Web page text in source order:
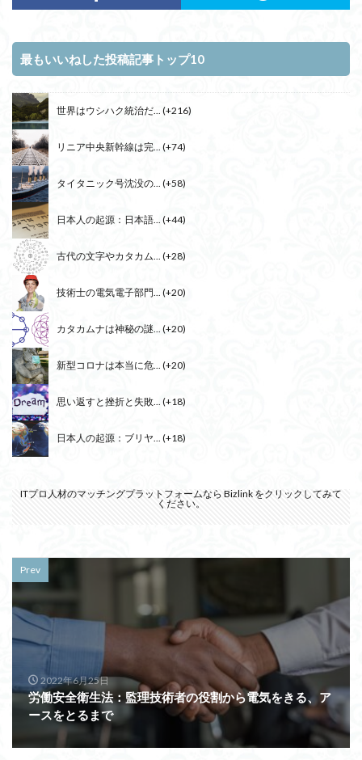
最もいいねした投稿記事トップ10
世界はウシハク統治だ... +216
リニア中央新幹線は完... +74
タイタニック号沈没の... +58
日本人の起源：日本語... +44
古代の文字やカタカム... +28
技術士の電気電子部門... +20
カタカムナは神秘の謎... +20
新型コロナは本当に危... +20
思い返すと挫折と失敗... +18
日本人の起源：ブリヤ... +18
ITプロ人材のマッチングプラットフォームなら Bizlink をクリックしてみて
ください。
Prev
2022年6月25日
労働安全衛生法：監理技術者の役割から電気をきる、ア
ースをとるまで